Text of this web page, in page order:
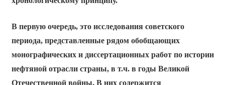
В первую очередь, это исследования советского
периода, представленные рядом обобщающих
монографических и диссертационных работ по истории
нефтяной отрасли страны, в т.ч. в годы Великой
Отечественной войны. В них содержится